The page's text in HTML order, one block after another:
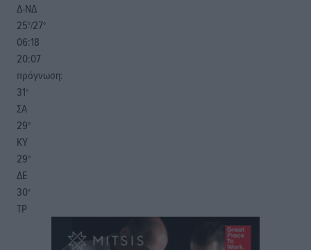
Δ-ΝΔ
25°/27°
06:18
20:07
πρόγνωση:
31°
ΣΑ
29°
ΚΥ
29°
ΔΕ
30°
ΤΡ